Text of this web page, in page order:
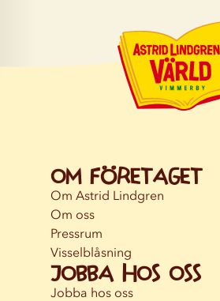
Om företaget
Om Astrid Lindgren
Om oss
Pressrum
Visselblåsning
Jobba hos oss
Jobba hos oss